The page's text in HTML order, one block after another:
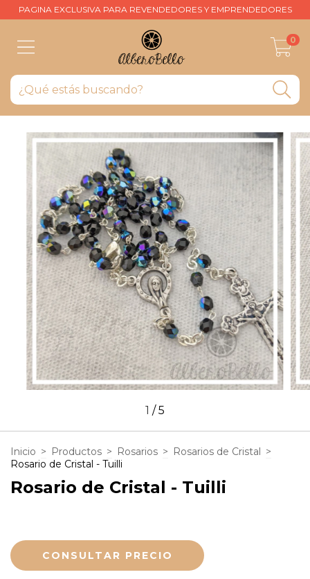
PAGINA EXCLUSIVA PARA REVENDEDORES Y EMPRENDEDORES
0
1 /5
Inicio > Productos > Rosarios > Rosarios de Cristal >
Rosario de Cristal - Tuilli
Rosario de Cristal - Tuilli